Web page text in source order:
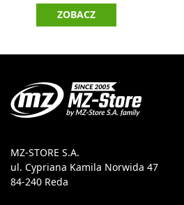
ZOBACZ
MZ-STORE S.A.
ul. Cypriana Kamila Norwida 47
84-240 Reda